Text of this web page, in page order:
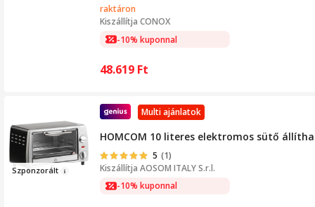
raktáron
Kiszállítja CONOX
-10% kuponnal
48.619 Ft
Szponzorált
Multi ajánlatok
HOMCOM 10 literes elektromos sütő
5 (1)
Kiszállítja AOSOM ITALY S.r.l.
-10% kuponnal